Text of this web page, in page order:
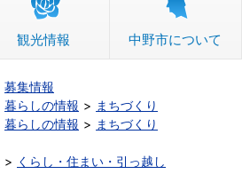
観光情報 中野市について
募集情報
暮らしの情報
まちづくり
暮らしの情報
まちづくり
くらし・住まい・引っ越し